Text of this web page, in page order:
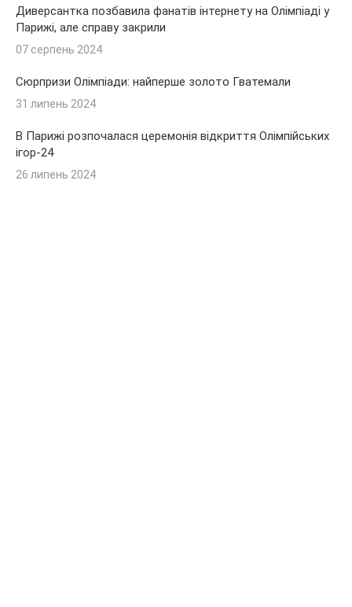
Диверсантка позбавила фанатів інтернету на Олімпіаді у
Парижі, але справу закрили
07 серпень 2024
Сюрпризи Олімпіади: найперше золото Гватемали
31 липень 2024
В Парижі розпочалася церемонія відкриття Олімпійських
ігор-24
26 липень 2024